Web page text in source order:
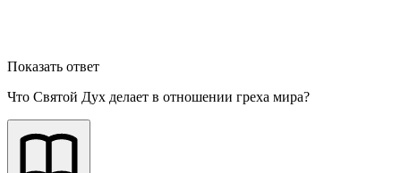
Показать ответ
Что Святой Дух делает в отношении греха мира?